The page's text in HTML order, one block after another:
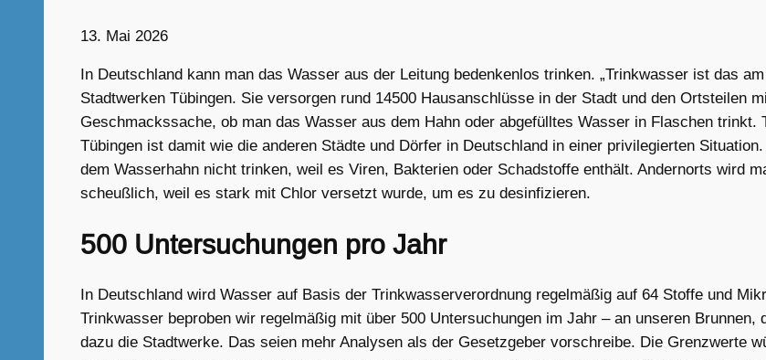
13. Mai 2026
In Deutschland kann man das Wasser aus der Leitung bedenkenlos trinken. „Trinkwasser ist das
Stadtwerken Tübingen. Sie versorgen rund 14500 Hausanschlüsse in der Stadt und den Ortsteilen
Geschmackssache, ob man das Wasser aus dem Hahn oder abgefülltes Wasser in Flaschen
Tübingen ist damit wie die anderen Städte und Dörfer in Deutschland in einer privilegierten
dem Wasserhahn nicht trinken, weil es Viren, Bakterien oder Schadstoffe enthält. Andernorts wird
scheußlich, weil es stark mit Chlor versetzt wurde, um es zu desinfizieren.
500 Untersuchungen pro Jahr
In Deutschland wird Wasser auf Basis der Trinkwasserverordnung regelmäßig auf 64 Stoffe und
Trinkwasser beproben wir regelmäßig mit über 500 Untersuchungen im Jahr – an unseren Brunnen,
dazu die Stadtwerke. Das seien mehr Analysen als der Gesetzgeber vorschreibe. Die Grenzwerte